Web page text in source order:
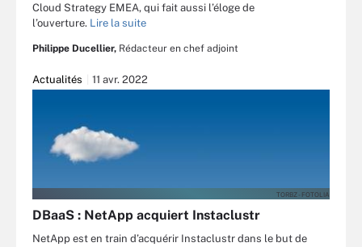
Cloud Strategy EMEA, qui fait aussi l’éloge de
l’ouverture. Lire la suite
Philippe Ducellier, Rédacteur en chef adjoint
Actualités 11 avr. 2022
TORBZ - FOTOLIA
DBaaS : NetApp acquiert Instaclustr
NetApp est en train d’acquérir Instaclustr dans le but de